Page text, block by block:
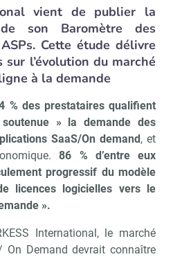
vient de publier la
son Baromètre des
Cette étude délivre
l’évolution du marché
à la demande
% des prestataires qualifient
» la demande des
SaaS/On demand, et
86 % d’entre eux
progressif du modèle
licences logicielles vers le
».
International, le marché
Demand devrait connaître